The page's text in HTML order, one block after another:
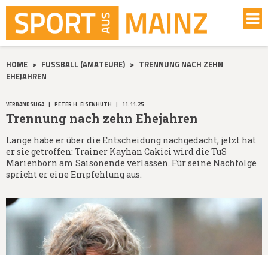
HOME > FUSSBALL (AMATEURE) > TRENNUNG NACH ZEHN
EHEJAHREN
VERBANDSLIGA | PETER H. EISENHUTH | 11.11.25
Trennung nach zehn Ehejahren
Lange habe er über die Entscheidung nachgedacht, jetzt hat
er sie getroffen: Trainer Kayhan Cakici wird die TuS
Marienborn am Saisonende verlassen. Für seine Nachfolge
spricht er eine Empfehlung aus.